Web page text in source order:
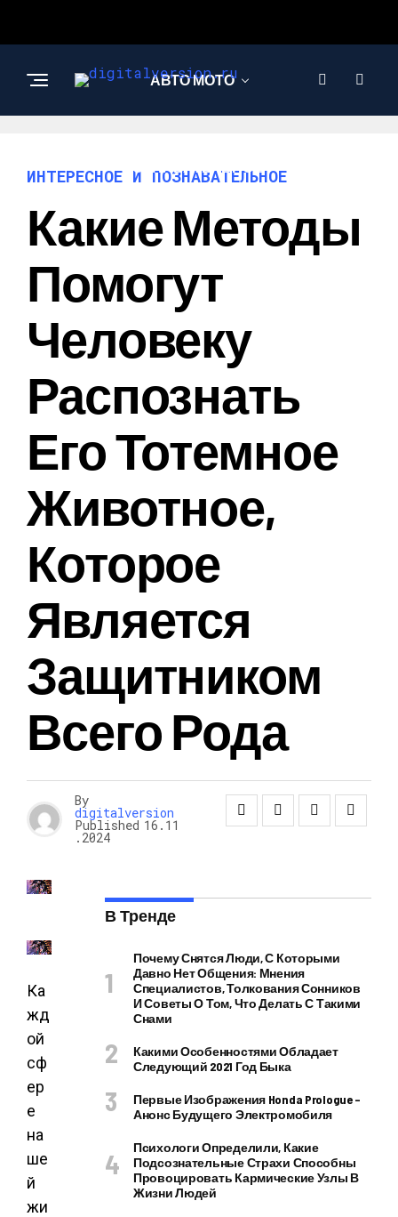
АВТО МОТО
ПОЗНАВАТЕЛЬНОЕ
ИНТЕРЕСНОЕ И ПОЗНАВАТЕЛЬНОЕ
Какие Методы
Помогут
Человеку
Распознать
Его Тотемное
Животное,
Которое
Является
Защитником
Всего Рода
By
digitalversion
Published 16.11
.2024
Ка
жд
ой
сф
ер
е
на
ше
й
жи
В Тренде
Почему Снятся Люди, С Которыми
Давно Нет Общения: Мнения
Специалистов, Толкования Сонников
И Советы О Том, Что Делать С Такими
Снами
Какими Особенностями Обладает
Следующий 2021 Год Быка
Первые Изображения Honda Prologue –
Анонс Будущего Электромобиля
Психологи Определили, Какие
Подсознательные Страхи Способны
Провоцировать Кармические Узлы В
Жизни Людей